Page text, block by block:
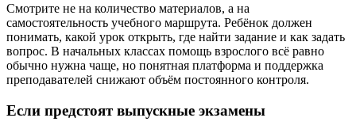
Смотрите не на количество материалов, а на
самостоятельность учебного маршрута. Ребёнок должен
понимать, какой урок открыть, где найти задание и как задать
вопрос. В начальных классах помощь взрослого всё равно
обычно нужна чаще, но понятная платформа и поддержка
преподавателей снижают объём постоянного контроля.
Если предстоят выпускные экзамены